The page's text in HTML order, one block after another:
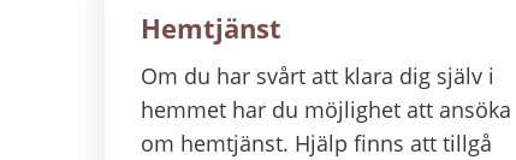
Hemtjänst
Om du har svårt att klara dig själv i
hemmet har du möjlighet att ansöka
om hemtjänst. Hjälp finns att tillgå